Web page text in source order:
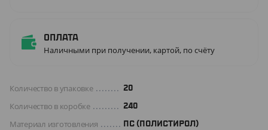
Оплата
Наличными при получении, картой, по счёту
Количество в упаковке 20
Количество в коробке 240
Материал изготовления ПС (ПОЛИСТИРОЛ)